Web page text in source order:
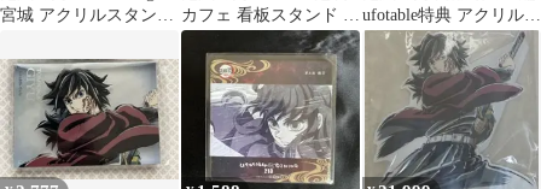
宮城 アクリルスタンド
カフェ 看板スタンド 不
死川実弥
ufotable特典 アクリルス
タンド 玉壺&半天狗